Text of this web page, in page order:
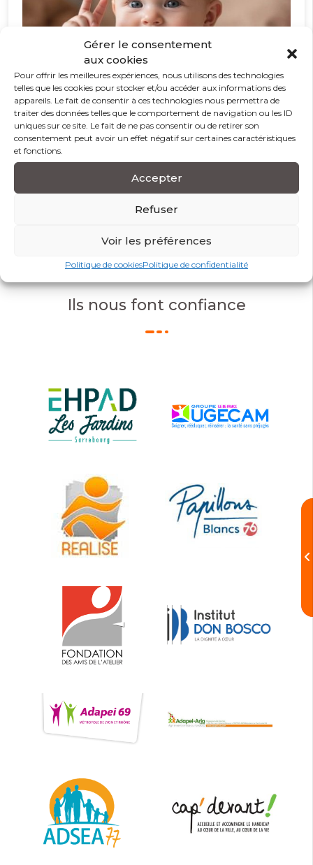
Gérer le consentement
aux cookies
Pour offrir les meilleures expériences, nous utilisons des technologies
telles que les cookies pour stocker et/ou accéder aux informations des
appareils. Le fait de consentir à ces technologies nous permettra de
traiter des données telles que le comportement de navigation ou les ID
uniques sur ce site. Le fait de ne pas consentir ou de retirer son
consentement peut avoir un effet négatif sur certaines caractéristiques
et fonctions.
Accepter
Refuser
Voir les préférences
Politique de cookiesPolitique de confidentialité
Langage des signes bébé : un levier pédagogique
Tweets by FORMASSAD
Ils nous font confiance